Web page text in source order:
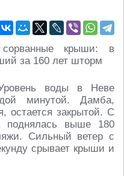
воды в Неве
минутой. Дамба,
остается закрытой. С
поднялась выше 180
Сильный ветер с
срывает крыши и